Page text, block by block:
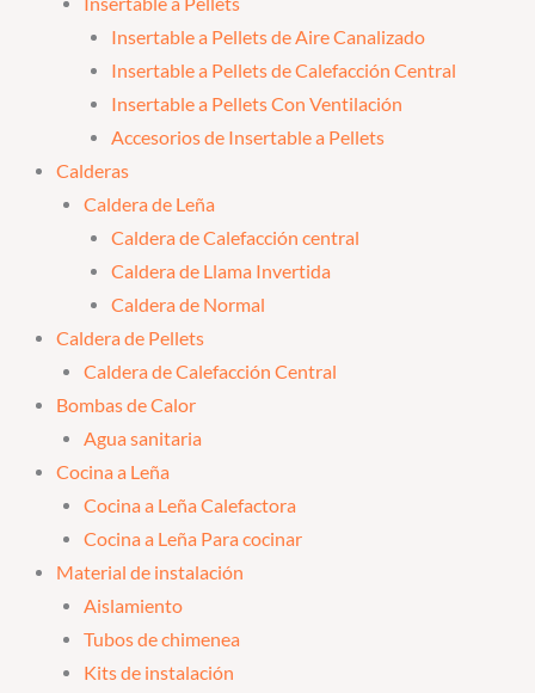
Insertable a Pellets de Aire Canalizado
Insertable a Pellets de Calefacción Central
Insertable a Pellets Con Ventilación
Accesorios de Insertable a Pellets
Calderas
Caldera de Leña
Caldera de Calefacción central
Caldera de Llama Invertida
Caldera de Normal
Caldera de Pellets
Caldera de Calefacción Central
Bombas de Calor
Agua sanitaria
Cocina a Leña
Cocina a Leña Calefactora
Cocina a Leña Para cocinar
Material de instalación
Aislamiento
Tubos de chimenea
Kits de instalación